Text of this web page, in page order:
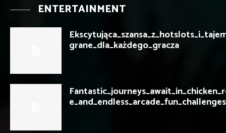
ENTERTAINMENT
grane_dla_każdego_gracza
e_and_endless_arcade_fun_challenges